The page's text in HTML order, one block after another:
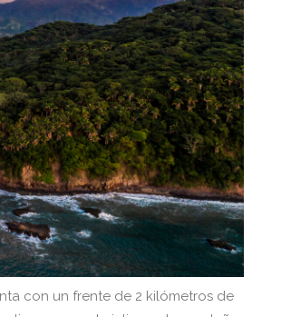
con un frente de 2 kilómetros de